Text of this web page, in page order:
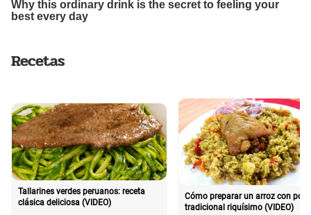
Recetas
Tallarines verdes peruanos: receta
clásica deliciosa (VIDEO)
Cómo preparar un arroz con pollo
tradicional riquísimo (VIDEO)